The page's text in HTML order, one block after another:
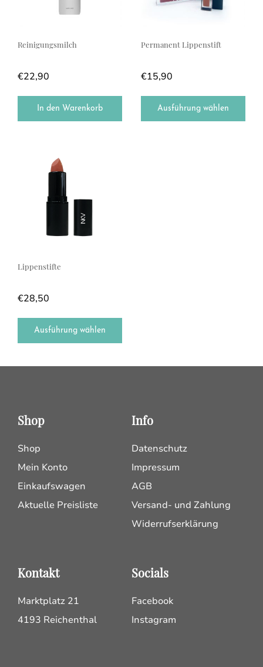
Reinigungsmilch
€22,90
In den Warenkorb
Permanent Lippenstift
€15,90
Ausführung wählen
Lippenstifte
€28,50
Ausführung wählen
Shop
Shop
Mein Konto
Einkaufswagen
Aktuelle Preisliste
Info
Datenschutz
Impressum
AGB
Versand- und Zahlung
Widerrufserklärung
Kontakt
Marktplatz 21
4193 Reichenthal
Socials
Facebook
Instagram